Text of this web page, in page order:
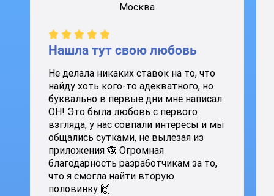
Москва
Нашла тут свою любовь
Не делала никаких ставок на то, что
найду хоть кого-то адекватного, но
буквально в первые дни мне написал
ОН! Это была любовь с первого
взгляда, у нас совпали интересы и мы
общались сутками, не вылезая из
приложения 🙈 Огромная
благодарность разработчикам за то,
что я смогла найти вторую
половинку 🙌